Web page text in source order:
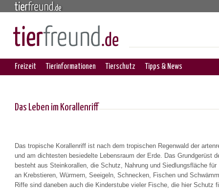
Freizeit Tierinformationen Tierschutz Tipps & News
Das Leben im Korallenriff
Das tropische Korallenriff ist nach dem tropischen Regenwald der
und am dichtesten besiedelte Lebensraum der Erde. Das Grundgerüst
besteht aus Steinkorallen, die Schutz, Nahrung und Siedlungsfläche für
an Krebstieren, Würmern, Seeigeln, Schnecken, Fischen und
Riffe sind daneben auch die Kinderstube vieler Fische, die hier Schutz